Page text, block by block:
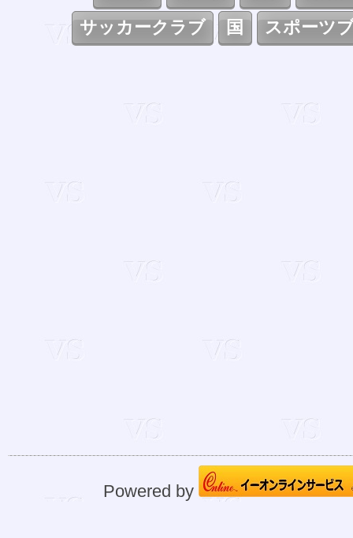
サッカークラブ
国 スポーツ
Powered by